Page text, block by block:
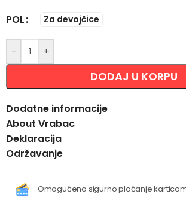
POL Za devojčice
- +
DODAJ U KORPU
Dodatne informacije
About Vrabac
Deklaracija
Održavanje
Omogućeno sigurno plaćanje